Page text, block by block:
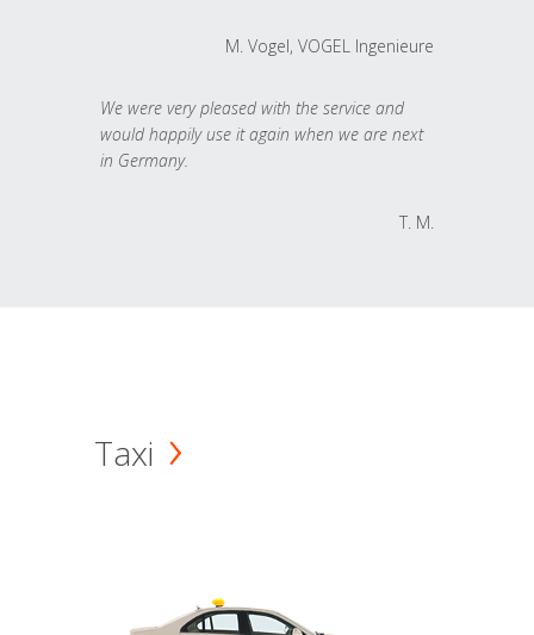
M. Vogel, VOGEL Ingenieure
We were very pleased with the service and
would happily use it again when we are next
in Germany.
T. M.
Taxi